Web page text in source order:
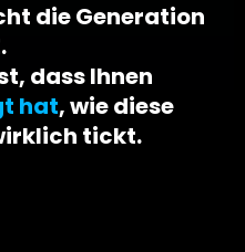
die Generation
dass Ihnen
hat, wie diese
tickt.